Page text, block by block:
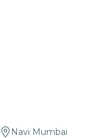
Navi Mumbai